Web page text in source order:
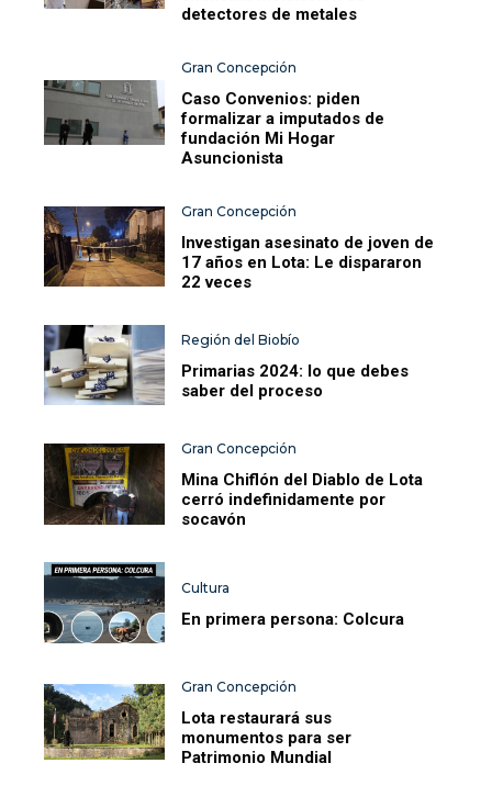
detectores de metales
Gran Concepción
Caso Convenios: piden
formalizar a imputados de
fundación Mi Hogar
Asuncionista
Gran Concepción
Investigan asesinato de joven de
17 años en Lota: Le dispararon
22 veces
Región del Biobío
Primarias 2024: lo que debes
saber del proceso
Gran Concepción
Mina Chiflón del Diablo de Lota
cerró indefinidamente por
socavón
Cultura
En primera persona: Colcura
Gran Concepción
Lota restaurará sus
monumentos para ser
Patrimonio Mundial